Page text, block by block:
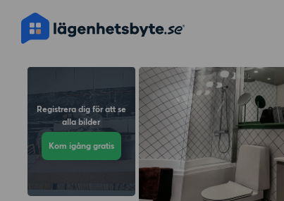
Registrera dig för att se
alla bilder
Kom igång gratis